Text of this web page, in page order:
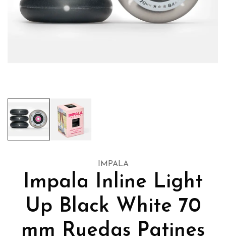
IMPALA
Impala Inline Light
Up Black White 70
mm Ruedas Patines